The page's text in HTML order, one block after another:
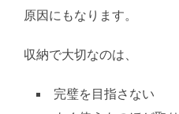
原因にもなります。
収納で大切なのは、
完璧を目指さない